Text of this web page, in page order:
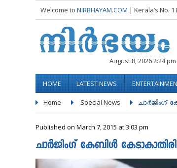
Welcome to NIRBHAYAM.COM | Kerala’s No.
August 8, 2026 2:24 pm
HOME LATEST NEWS
Home Special News ചാര്‍ജിംഗ്
Published on March 7, 2015 at 3:03 pm
ചാര്‍ജിംഗ് കേബിള്‍